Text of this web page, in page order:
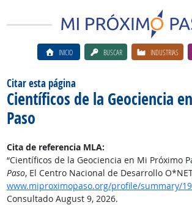
INICIO BUSCAR INDUSTRIAS
Citar esta página
Científicos de la Geociencia
Paso
Cita de referencia MLA:
“Científicos de la Geociencia en Mi Próximo
Paso, El Centro Nacional de Desarrollo
www.miproximopaso.org/profile/summary/
Consultado August 9, 2026.